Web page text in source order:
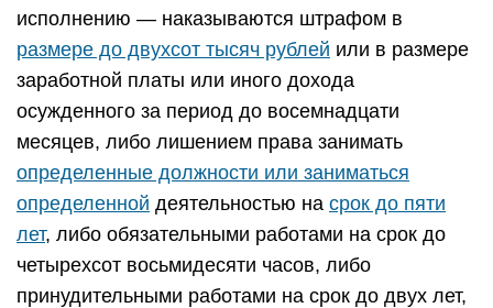
исполнению — наказываются штрафом в
размере до двухсот тысяч рублей или в размере
заработной платы или иного дохода
осужденного за период до восемнадцати
месяцев, либо лишением права занимать
определенные должности или заниматься
определенной деятельностью на срок до пяти
лет, либо обязательными работами на срок до
четырехсот восьмидесяти часов, либо
принудительными работами на срок до двух лет,